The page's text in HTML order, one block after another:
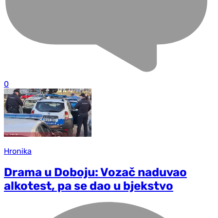
0
Hronika
Drama u Doboju: Vozač naduvao
alkotest, pa se dao u bjekstvo